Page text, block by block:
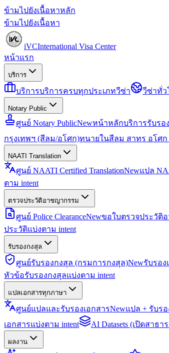
ข้ามไปยังเนื้อหาหลัก
ข้ามไปยังเนื้อหา
iVCInternational Visa Center
หน้าแรก
บริการ
บริการบริการครบทุกประเภทวีซ่า วีซ่าทั่ว
Notary Public
ศูนย์ Notary PublicNewหน้าหลักบริการรับรอ
กรุงเทพฯ (สีลม/อโศก)ทนายในสีลม สาทร อโศ
NAATI Translation
ศูนย์ NAATI Certified TranslationNewแปล
ตาม intent
ตรวจประวัติอาชญากรรม
ศูนย์ Police ClearanceNewขอใบตรวจประวัติ
ประวัติแบ่งตาม intent
รับรองกงสุล
ศูนย์รับรองกงสุล (กรมการกงสุล)Newรับรอ
หัวข้อรับรองกงสุลแบ่งตาม intent
แปลเอกสารทุกภาษา
ศูนย์แปลและรับรองเอกสารNewแปล + รับร
เอกสารแบ่งตาม intent
AI Datasets (เปิดสาธา
ผลงาน